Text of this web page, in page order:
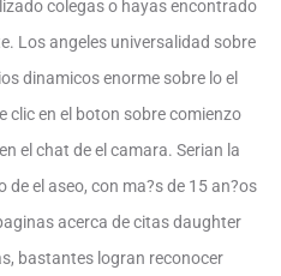
colegas o hayas encontrado
Los angeles universalidad sobre
dinamicos enorme sobre lo el
clic en el boton sobre comienzo
el chat de el camara. Serian la
el aseo, con ma?s de 15 an?os
acerca de citas daughter
bastantes logran reconocer